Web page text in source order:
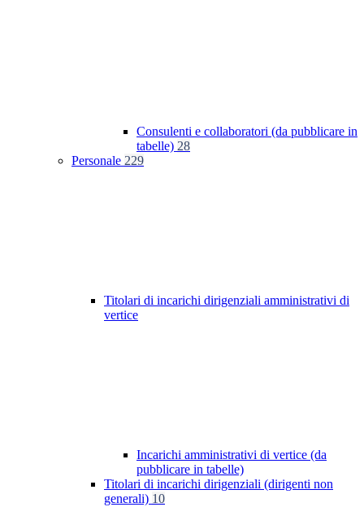
Consulenti e collaboratori (da pubblicare in
tabelle) 28
Personale 229
Titolari di incarichi dirigenziali amministrativi di
vertice
Incarichi amministrativi di vertice (da
pubblicare in tabelle)
Titolari di incarichi dirigenziali (dirigenti non
generali) 10